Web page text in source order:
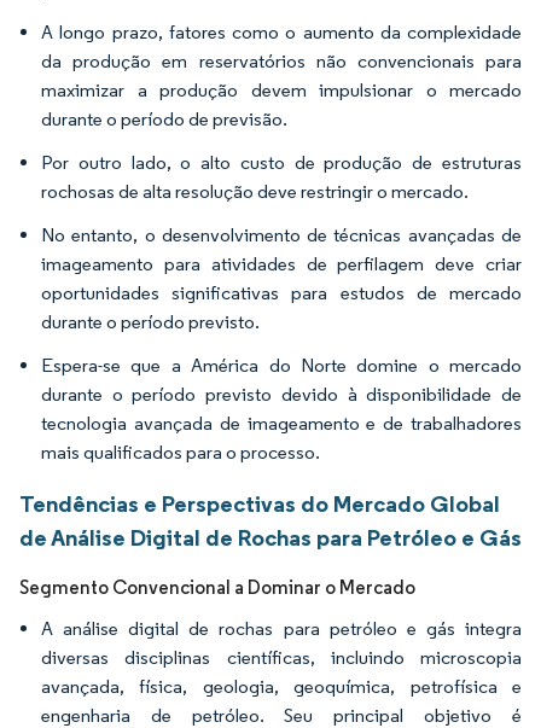
A longo prazo, fatores como o aumento da complexidade
da produção em reservatórios não convencionais para
maximizar a produção devem impulsionar o mercado
durante o período de previsão.
Por outro lado, o alto custo de produção de estruturas
rochosas de alta resolução deve restringir o mercado.
No entanto, o desenvolvimento de técnicas avançadas de
imageamento para atividades de perfilagem deve criar
oportunidades significativas para estudos de mercado
durante o período previsto.
Espera-se que a América do Norte domine o mercado
durante o período previsto devido à disponibilidade de
tecnologia avançada de imageamento e de trabalhadores
mais qualificados para o processo.
Tendências e Perspectivas do Mercado Global
de Análise Digital de Rochas para Petróleo e Gás
Segmento Convencional a Dominar o Mercado
A análise digital de rochas para petróleo e gás integra
diversas disciplinas científicas, incluindo microscopia
avançada, física, geologia, geoquímica, petrofísica e
engenharia de petróleo. Seu principal objetivo é